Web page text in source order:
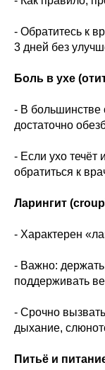
- Обратитесь к
3 дней без
Боль в ухе
- В большинстве
достаточно
- Если ухо
обратиться к
Ларингит
- Характерен
- Важно:
поддерживать
- Срочно
дыхание,
Питьё и